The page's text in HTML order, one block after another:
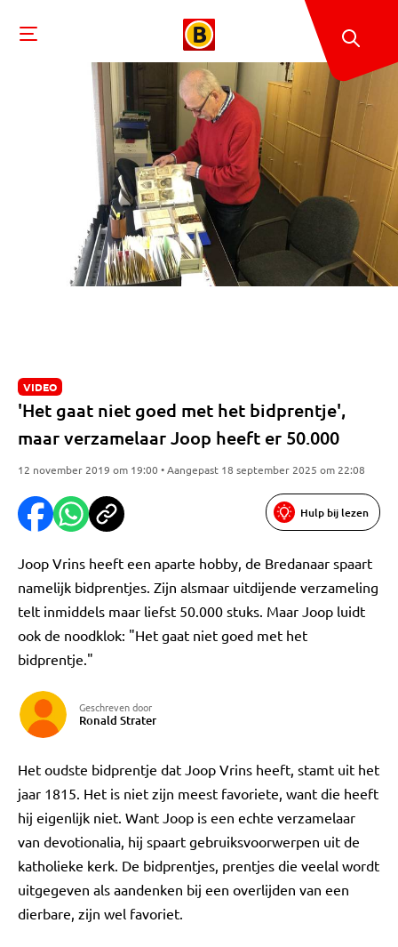
VIDEO
'Het gaat niet goed met het bidprentje',
maar verzamelaar Joop heeft er 50.000
12 november 2019 om 19:00 • Aangepast 18 september 2025 om 22:08
Hulp bij lezen
Joop Vrins heeft een aparte hobby, de Bredanaar spaart
namelijk bidprentjes. Zijn alsmaar uitdijende verzameling
telt inmiddels maar liefst 50.000 stuks. Maar Joop luidt
ook de noodklok: "Het gaat niet goed met het
bidprentje."
Geschreven door
Ronald Strater
Het oudste bidprentje dat Joop Vrins heeft, stamt uit het
jaar 1815. Het is niet zijn meest favoriete, want die heeft
hij eigenlijk niet. Want Joop is een echte verzamelaar
van devotionalia, hij spaart gebruiksvoorwerpen uit de
katholieke kerk. De bidprentjes, prentjes die veelal wordt
uitgegeven als aandenken bij een overlijden van een
dierbare, zijn wel favoriet.